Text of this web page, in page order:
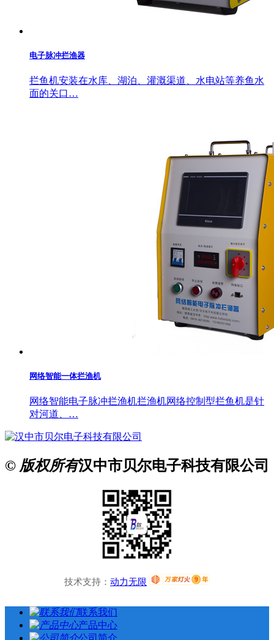
电子脉冲拦渔器
拦鱼机安装在水库、湖泊、灌溉渠道、水电站等养鱼水
面的关口…
网络智能一体拦渔机
网络智能电子脉冲拦渔机拦渔机网络控制型拦鱼机是针
对河道、…
© 版权所有汉中市贝尔电子科技有限公司
技术支持： 动力无限
联系我们
产品中心